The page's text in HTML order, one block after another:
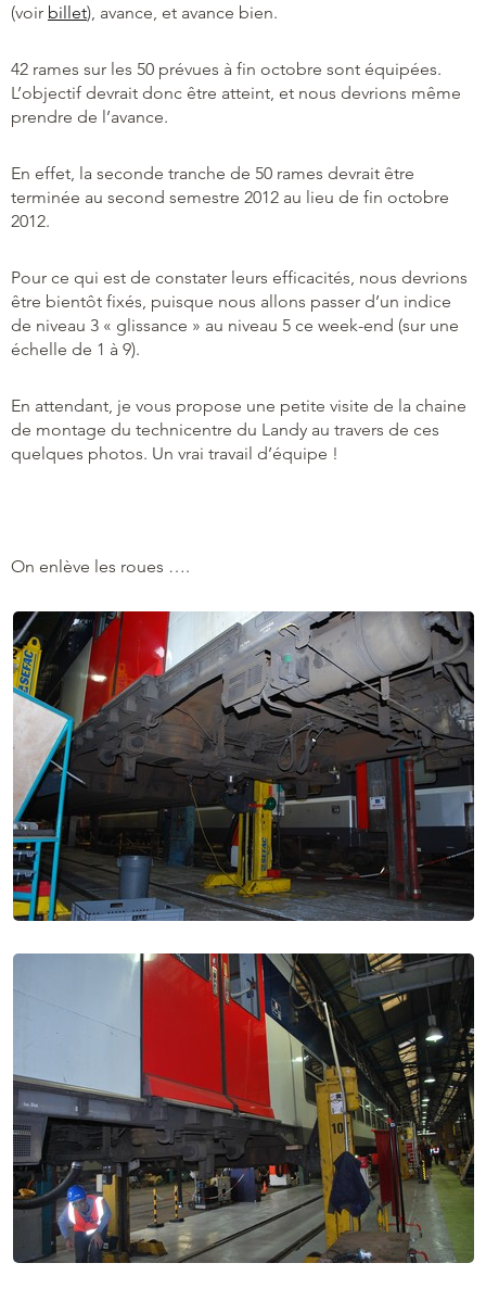
(voir billet), avance, et avance bien.
42 rames sur les 50 prévues à fin octobre sont équipées.
L’objectif devrait donc être atteint, et nous devrions même
prendre de l’avance.
En effet, la seconde tranche de 50 rames devrait être
terminée au second semestre 2012 au lieu de fin octobre
2012.
Pour ce qui est de constater leurs efficacités, nous devrions
être bientôt fixés, puisque nous allons passer d’un indice
de niveau 3 « glissance » au niveau 5 ce week-end (sur une
échelle de 1 à 9).
En attendant, je vous propose une petite visite de la chaine
de montage du technicentre du Landy au travers de ces
quelques photos. Un vrai travail d’équipe !
On enlève les roues ….